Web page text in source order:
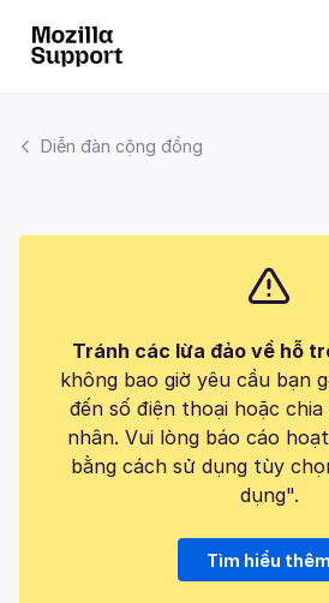
Diễn đàn cộng đồng
Tránh các lừa đảo về hỗ
không bao giờ yêu cầu bạn
đến số điện thoại hoặc
nhân. Vui lòng báo cáo
bằng cách sử dụng tùy
dụng".
Tìm hiểu thêm